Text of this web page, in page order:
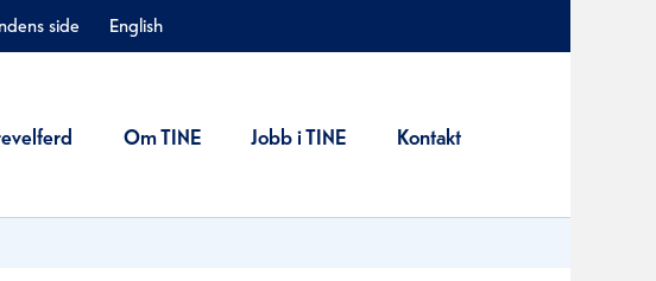
side English
Om TINE Jobb i TINE Kontakt